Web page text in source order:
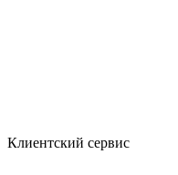
Клиентский сервис